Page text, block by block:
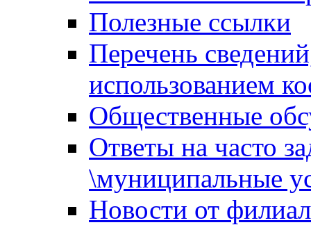
Полезные ссылки
Перечень
использованием
Общественные
Ответы на часто
\муниципальные
Новости от